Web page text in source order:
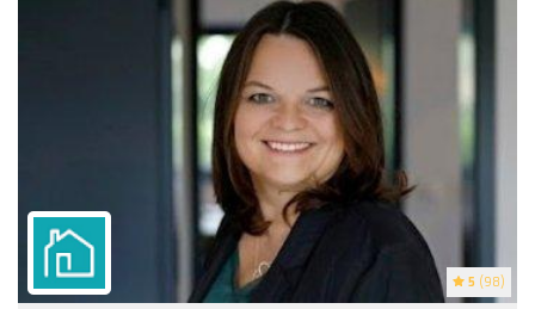
5 (98)